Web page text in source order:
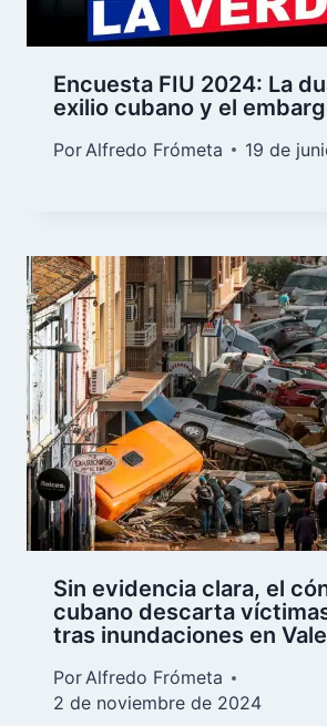
Encuesta FIU 2024: La
exilio cubano y el
Por Alfredo Frómeta 19 de
Sin evidencia clara, el
cubano descarta
tras inundaciones en
PorAlfredo Frómeta
2 de noviembre de 2024